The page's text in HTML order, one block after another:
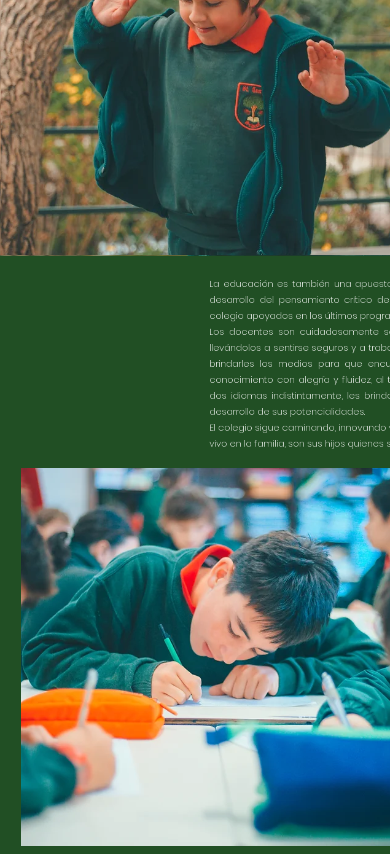
La educación es también una
desarrollo del pensamiento crítico
colegio apoyados en los últimos
Los docentes son cuidadosamente
llevándolos a sentirse seguros y a
brindarles los medios para que
conocimiento con alegría y fluidez, al
dos idiomas indistintamente, les
desarrollo de sus potencialidades.
El colegio sigue caminando,
vivo en la familia, son sus hijos